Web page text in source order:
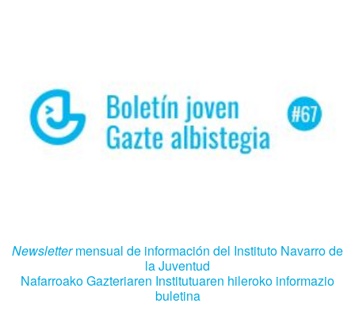
Newslettermensual de información del Instituto Navarro de
la Juventud
Nafarroako Gazteriaren Institutuaren hileroko informazio
buletina